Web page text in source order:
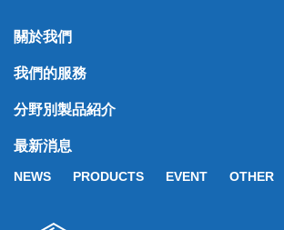
關於我們
我們的服務
分野別製品紹介
最新消息
NEWS PRODUCTS EVENT OTHER